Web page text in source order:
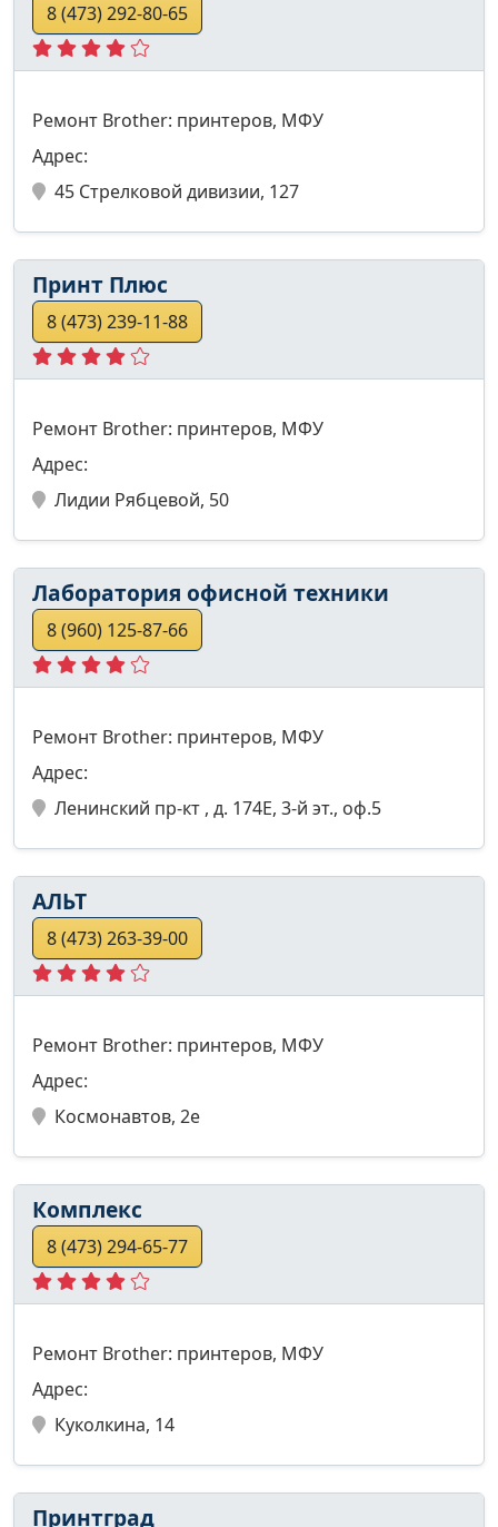
8 (473) 292-80-65
Ремонт Brother: принтеров, МФУ
Адрес:
45 Стрелковой дивизии, 127
Принт Плюс
8 (473) 239-11-88
Ремонт Brother: принтеров, МФУ
Адрес:
Лидии Рябцевой, 50
Лаборатория офисной техники
8 (960) 125-87-66
Ремонт Brother: принтеров, МФУ
Адрес:
Ленинский пр-кт , д. 174Е, 3-й эт., оф.5
АЛЬТ
8 (473) 263-39-00
Ремонт Brother: принтеров, МФУ
Адрес:
Космонавтов, 2е
Комплекс
8 (473) 294-65-77
Ремонт Brother: принтеров, МФУ
Адрес:
Куколкина, 14
Принтград